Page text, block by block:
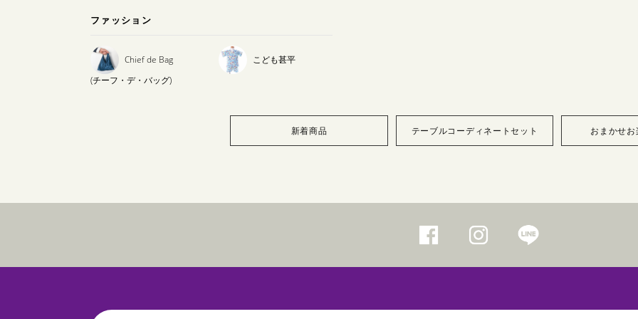
ファッション
Chief de Bag
(チーフ・デ・バッグ)
こども甚平
新着商品 テーブルコーディネートセット おまかせお